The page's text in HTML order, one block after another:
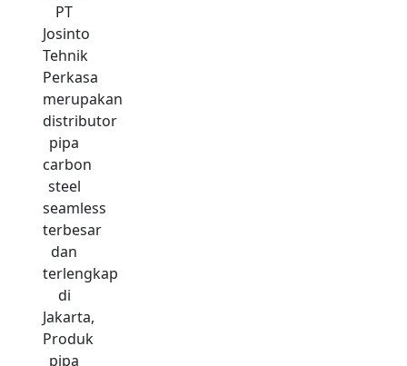
PT
Josinto
Tehnik
Perkasa
merupakan
distributor
pipa
carbon
steel
seamless
terbesar
dan
terlengkap
di
Jakarta,
Produk
pipa